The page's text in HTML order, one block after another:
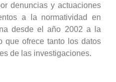
denuncias y actuaciones
a la normatividad en
desde el año 2002 a la
que ofrece tanto los datos
de las investigaciones.